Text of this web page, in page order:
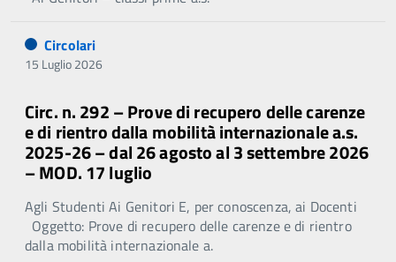
Circolari
15 Luglio 2026
Circ. n. 292 – Prove di recupero delle carenze
e di rientro dalla mobilità internazionale a.s.
2025-26 – dal 26 agosto al 3 settembre 2026
– MOD. 17 luglio
Agli Studenti Ai Genitori E, per conoscenza, ai Docenti
Oggetto: Prove di recupero delle carenze e di rientro
dalla mobilità internazionale a.